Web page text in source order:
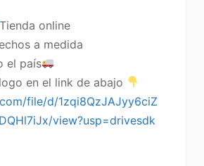
Tienda online
a medida
el país
en el link de abajo
file/d/1zqi8QzJAJyy6ciZ
view?usp=drivesdk